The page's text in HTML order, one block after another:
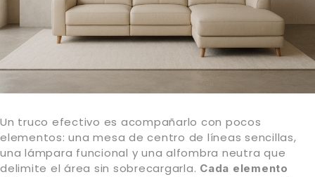
Un truco efectivo es acompañarlo con pocos
elementos: una mesa de centro de líneas sencillas,
una lámpara funcional y una alfombra neutra que
delimite el área sin sobrecargarla. Cada elemento